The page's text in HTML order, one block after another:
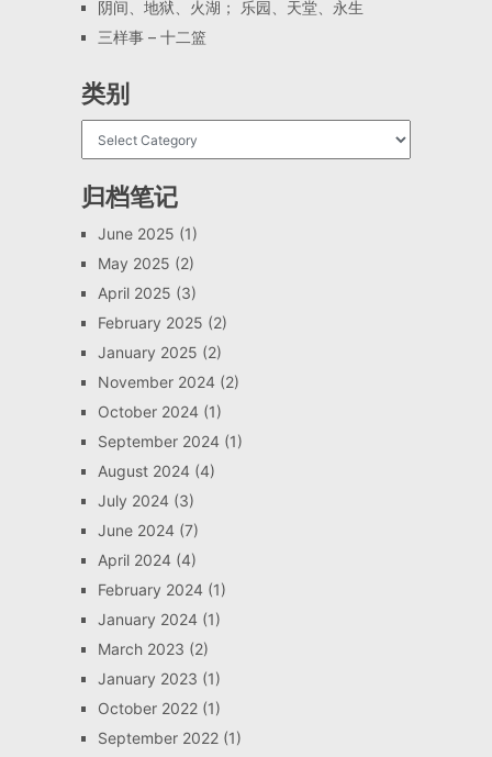
阴间、地狱、火湖； 乐园、天堂、永生
三样事 – 十二篮
类别
归档笔记
June 2025 (1)
May 2025 (2)
April 2025 (3)
February 2025 (2)
January 2025 (2)
November 2024(2)
October 2024(1)
September 2024(1)
August 2024(4)
July 2024(3)
June 2024(7)
April 2024(4)
February 2024(1)
January 2024(1)
March 2023 (2)
January 2023 (1)
October 2022(1)
September 2022(1)